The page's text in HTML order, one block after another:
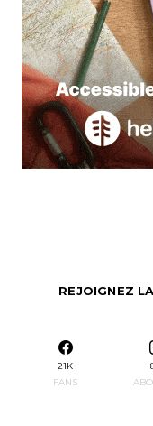
REJOIGNEZ
21K
FANS